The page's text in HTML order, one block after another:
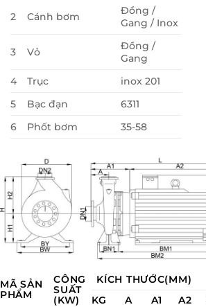
2 Cánh bơm
Đồng /
Gang / Inox
3 Vỏ
Đồng /
Gang
4
Trục
inox 201
5
Bạc đạn
6311
6
Phốt bơm 35-58
MÃ SẢN
PHẨM
CÔNG
SUẤT
(KW)
KÍCH THƯỚC(MM)
KG
A A1 A2